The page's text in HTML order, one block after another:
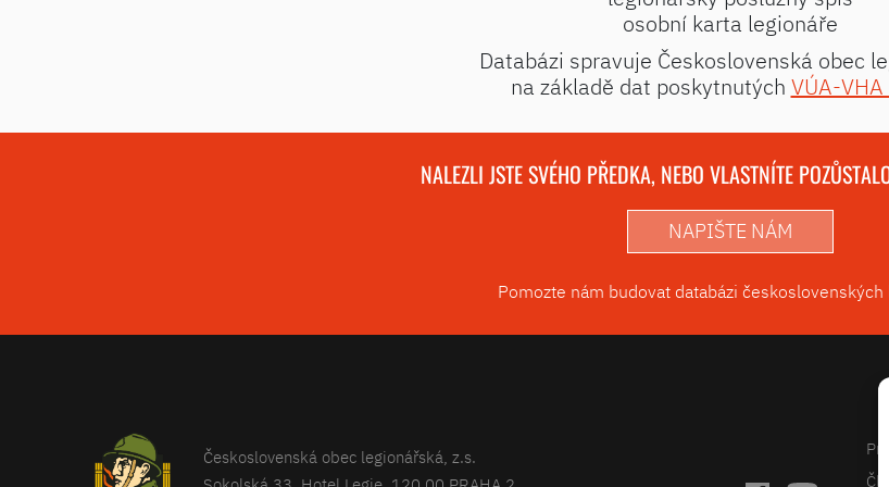
osobní karta legionáře
Databázi spravuje Československá obec
na základě dat poskytnutých VÚA-
NALEZLI JSTE SVÉHO PŘEDKA, NEBO VLASTNÍTE
NAPIŠTE NÁM
Pomozte nám budovat databázi československých
Československá obec legionářská, z.s.